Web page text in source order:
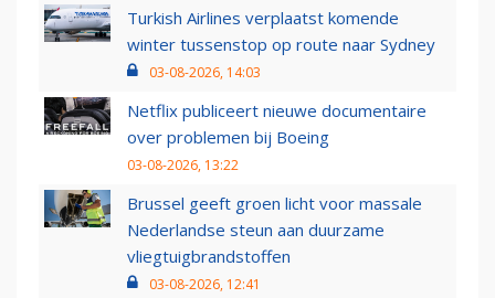
Turkish Airlines verplaatst komende
winter tussenstop op route naar Sydney
03-08-2026, 14:03
Netflix publiceert nieuwe documentaire
over problemen bij Boeing
03-08-2026, 13:22
Brussel geeft groen licht voor massale
Nederlandse steun aan duurzame
vliegtuigbrandstoffen
03-08-2026, 12:41